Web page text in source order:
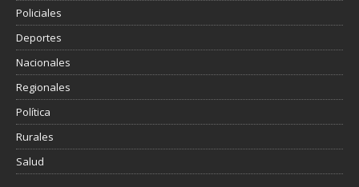
Policiales
Deportes
Nacionales
Regionales
Política
Rurales
Salud